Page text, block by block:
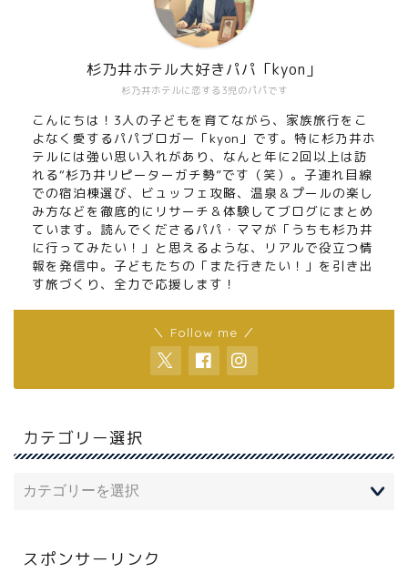
杉乃井ホテルに恋する3児のパパです
杉乃井ホテル大好きパパ「kyon」
こんにちは！3人の子どもを育てながら、家族旅行をこ
よなく愛するパパブロガー「kyon」です。特に杉乃井ホ
テルには強い思い入れがあり、なんと年に2回以上は訪
れる“杉乃井リピーターガチ勢”です（笑）。子連れ目線
での宿泊棟選び、ビュッフェ攻略、温泉＆プールの楽し
み方などを徹底的にリサーチ＆体験してブログにまとめ
ています。読んでくださるパパ・ママが「うちも杉乃井
に行ってみたい！」と思えるような、リアルで役立つ情
報を発信中。子どもたちの「また行きたい！」を引き出
す旅づくり、全力で応援します！
＼ Follow me ／
カテゴリー選択
スポンサーリンク